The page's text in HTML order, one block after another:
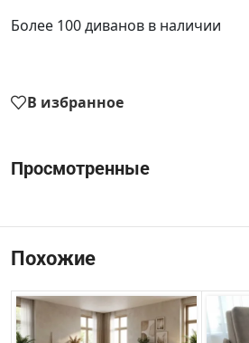
Более 100 диванов в наличии
В избранное
Просмотренные
Похожие